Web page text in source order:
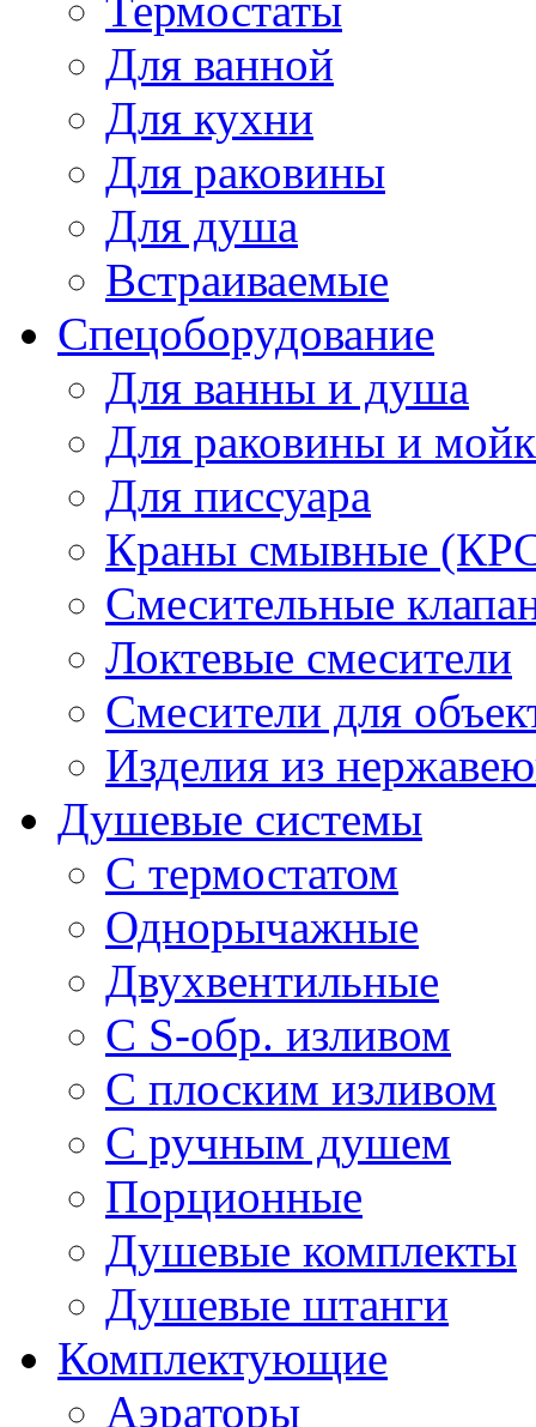
Для ванной
Для кухни
Для раковины
Для душа
Встраиваемые
Спецоборудование
Для ванны и душа
Для раковины и
Для писсуара
Краны смывные
Смесительные
Локтевые смесители
Смесители для
Изделия из
Душевые системы
С термостатом
Однорычажные
Двухвентильные
С S-обр. изливом
С плоским изливом
С ручным душем
Порционные
Душевые комплекты
Душевые штанги
Комплектующие
Аэраторы